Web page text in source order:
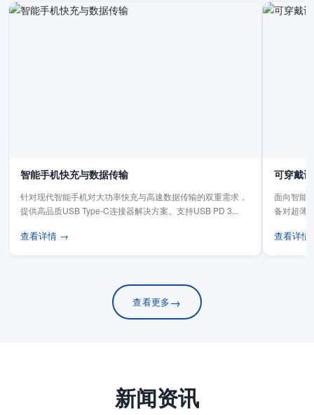
智能手机快充与数据传输
针对现代智能手机对大功率快充与高速数据传输的双重需求，
提供高品质USB Type-C连接器解决方案。支持USB PD 3...
查看详情 →
可穿戴
面向智能
备对超薄
查看详
查看更多→
新闻资讯